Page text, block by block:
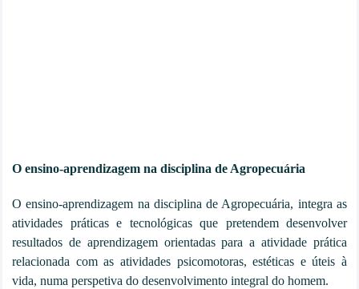
O ensino-aprendizagem na disciplina de Agropecuária
O ensino-aprendizagem na disciplina de Agropecuária, integra as
atividades práticas e tecnológicas que pretendem desenvolver
resultados de aprendizagem orientadas para a atividade prática
relacionada com as atividades psicomotoras, estéticas e úteis à
vida, numa perspetiva do desenvolvimento integral do homem.